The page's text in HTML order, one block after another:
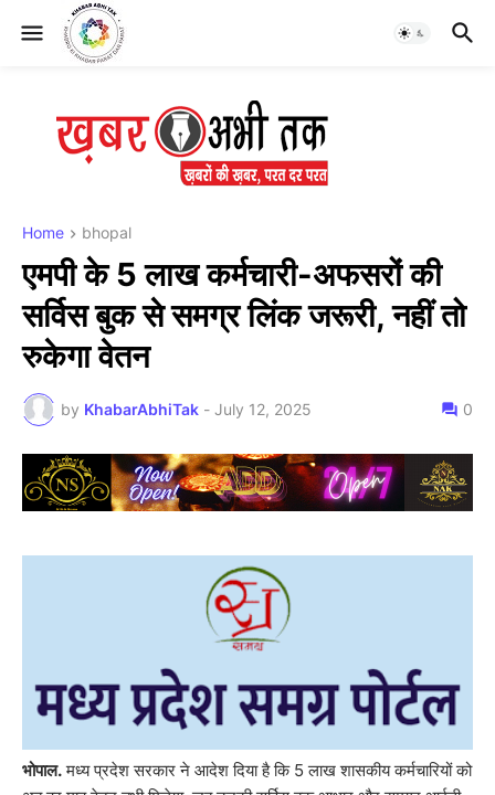
Home bhopal
एमपी के 5 लाख कर्मचारी-अफसरों की
सर्विस बुक से समग्र लिंक जरूरी, नहीं तो
रुकेगा वेतन
by KhabarAbhiTak - July 12, 2025 0
भोपाल.मध्य प्रदेश सरकार ने आदेश दिया है कि 5 लाख शासकीय कर्मचारियों को